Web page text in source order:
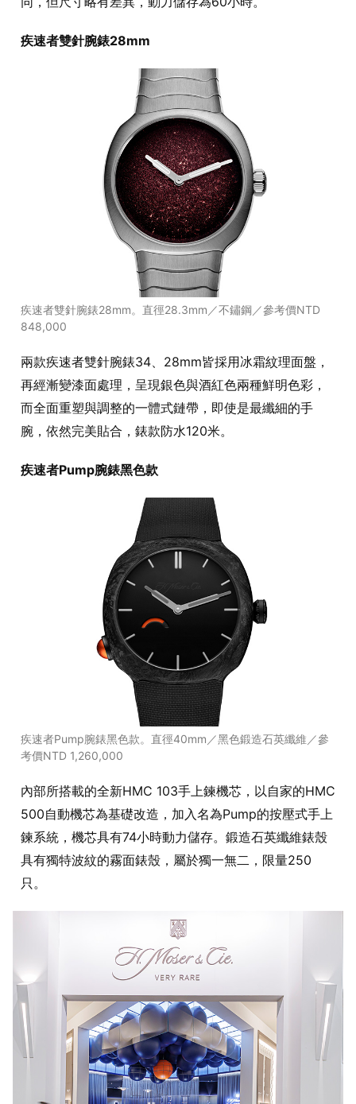
疾速者雙針腕錶28mm
疾速者雙針腕錶28mm。直徑28.3mm／不鏽鋼／參考價NTD
848,000
兩款疾速者雙針腕錶34、28mm皆採用冰霜紋理面盤，
再經漸變漆面處理，呈現銀色與酒紅色兩種鮮明色彩，
而全面重塑與調整的一體式鏈帶，即使是最纖細的手
腕，依然完美貼合，錶款防水120米。
疾速者Pump腕錶黑色款
疾速者Pump腕錶黑色款。直徑40mm／黑色鍛造石英纖維／參
考價NTD 1,260,000
內部所搭載的全新HMC 103手上鍊機芯，以自家的HMC
500自動機芯為基礎改造，加入名為Pump的按壓式手上
鍊系統，機芯具有74小時動力儲存。鍛造石英纖維錶殼
具有獨特波紋的霧面錶殼，屬於獨一無二，限量250
只。